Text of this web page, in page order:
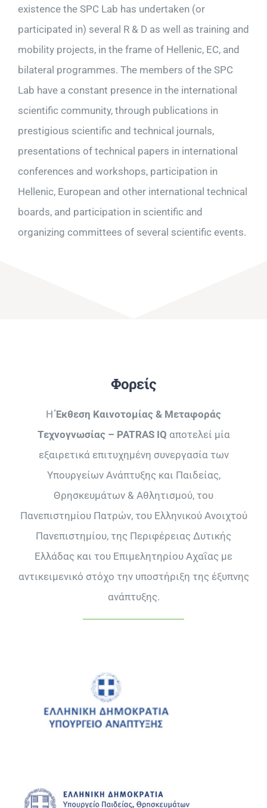
existence the SPC Lab has undertaken (or
participated in) several R & D as well as training and
mobility projects, in the frame of Hellenic, EC, and
bilateral programmes. The members of the SPC
Lab have a constant presence in the international
scientific community, through publications in
prestigious scientific and technical journals,
presentations of technical papers in international
conferences and workshops, participation in
Hellenic, European and other international technical
boards, and participation in scientific and
organizing committees of several scientific events.
Φορείς
ΗΈκθεση Καινοτομίας & Μεταφοράς
Τεχνογνωσίας – PATRAS IQ αποτελεί μία
εξαιρετικά επιτυχημένη συνεργασία των
Υπουργείων Ανάπτυξης και Παιδείας,
Θρησκευμάτων & Αθλητισμού, του
Πανεπιστημίου Πατρών, του Ελληνικού Ανοιχτού
Πανεπιστημίου, της Περιφέρειας ∆υτικής
Ελλάδας και του Επιμελητηρίου Αχαΐας με
αντικειμενικό στόχο την υποστήριξη της έξυπνης
ανάπτυξης.